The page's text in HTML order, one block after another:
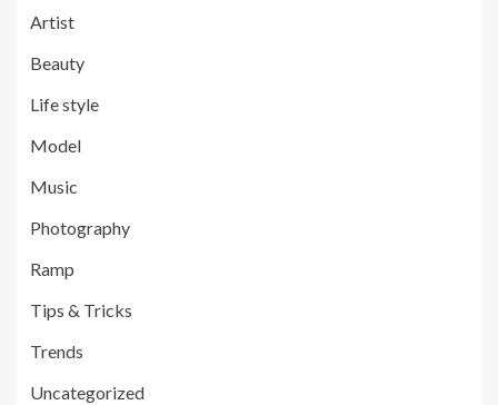
Artist
Beauty
Life style
Model
Music
Photography
Ramp
Tips & Tricks
Trends
Uncategorized